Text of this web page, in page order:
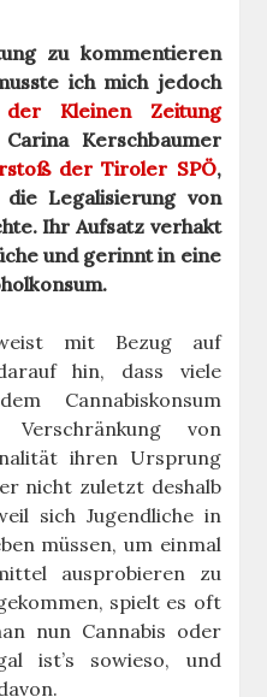
zu kommentieren
ich mich jedoch
Kleinen Zeitung
Kerschbaumer
der Tiroler SPÖ,
Legalisierung von
Ihr Aufsatz verhakt
und gerinnt in eine
mit Bezug auf
hin, dass viele
Cannabiskonsum
von
ihren Ursprung
nicht zuletzt deshalb
sich Jugendliche in
müssen, um einmal
ausprobieren zu
spielt es oft
nun Cannabis oder
ist’s sowieso, und